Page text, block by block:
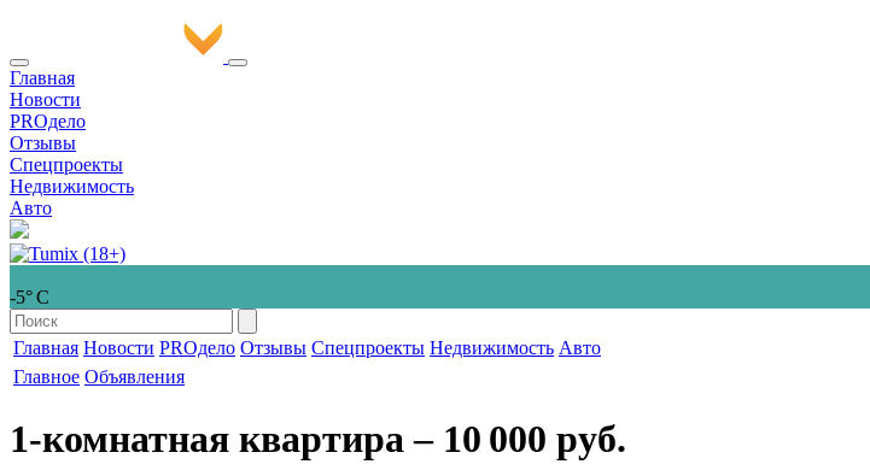
Главная
Новости
PROдело
Отзывы
Спецпроекты
Недвижимость
Авто
-5° С
Главная Новости PROдело Отзывы Спецпроекты Недвижимость Авто
Главное Объявления
1-комнатная квартира‒ 10 000 руб.